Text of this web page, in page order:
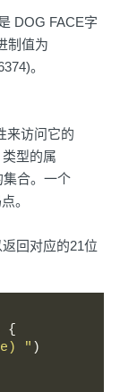
DOG FACE字
制值为
。
来访问它的
型的属
集合。一个
。
回对应的21位
{
" )